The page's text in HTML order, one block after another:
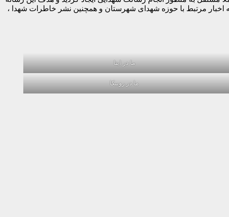
اخبار مرتبط با حوزه شهدای شهرستان و همچنین نشر خاطرات شهدا ،
ما در ایتا
ما در روبیکا